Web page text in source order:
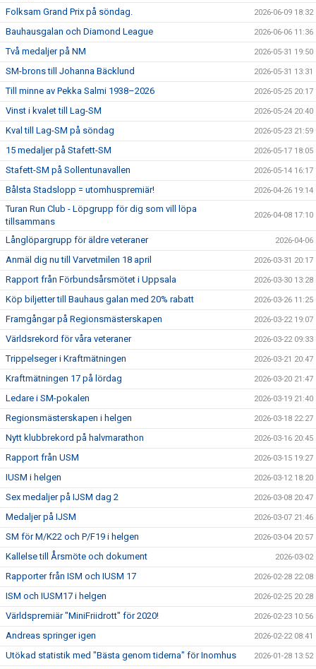
Folksam Grand Prix på söndag. 2026-06-09 18:32
Bauhausgalan och Diamond League 2026-06-06 11:36
Två medaljer på NM 2026-05-31 19:50
SM-brons till Johanna Bäcklund 2026-05-31 13:31
Till minne av Pekka Salmi 1938–2026 2026-05-25 20:17
Vinst i kvalet till Lag-SM 2026-05-24 20:40
Kval till Lag-SM på söndag 2026-05-23 21:59
15 medaljer på Stafett-SM 2026-05-17 18:05
Stafett-SM på Sollentunavallen 2026-05-14 16:17
Bålsta Stadslopp = utomhuspremiär! 2026-04-26 19:14
Turan Run Club - Löpgrupp för dig som vill löpa
tillsammans
2026-04-08 17:10
Långlöpargrupp för äldre veteraner 2026-04-06
Anmäl dig nu till Varvetmilen 18 april 2026-03-31 20:17
Rapport från Förbundsårsmötet i Uppsala 2026-03-30 13:28
Köp biljetter till Bauhaus galan med 20% rabatt 2026-03-26 11:25
Framgångar på Regionsmästerskapen 2026-03-22 19:07
Världsrekord för våra veteraner 2026-03-22 09:33
Trippelseger i Kraftmätningen 2026-03-21 20:47
Kraftmätningen 17 på lördag 2026-03-20 21:47
Ledare i SM-pokalen 2026-03-19 21:40
Regionsmästerskapen i helgen 2026-03-18 22:27
Nytt klubbrekord på halvmarathon 2026-03-16 20:45
Rapport från USM 2026-03-15 19:27
IUSM i helgen 2026-03-12 18:20
Sex medaljer på IJSM dag 2 2026-03-08 20:47
Medaljer på IJSM 2026-03-07 21:46
SM för M/K22 och P/F19 i helgen 2026-03-04 20:57
Kallelse till Årsmöte och dokument 2026-03-02
Rapporter från ISM och IUSM 17 2026-02-28 22:08
ISM och IUSM17 i helgen 2026-02-25 20:28
Världspremiär "MiniFriidrott" för 2020! 2026-02-23 10:56
Andreas springer igen 2026-02-22 08:41
Utökad statistik med "Bästa genom tiderna" för Inomhus 2026-01-28 13:52